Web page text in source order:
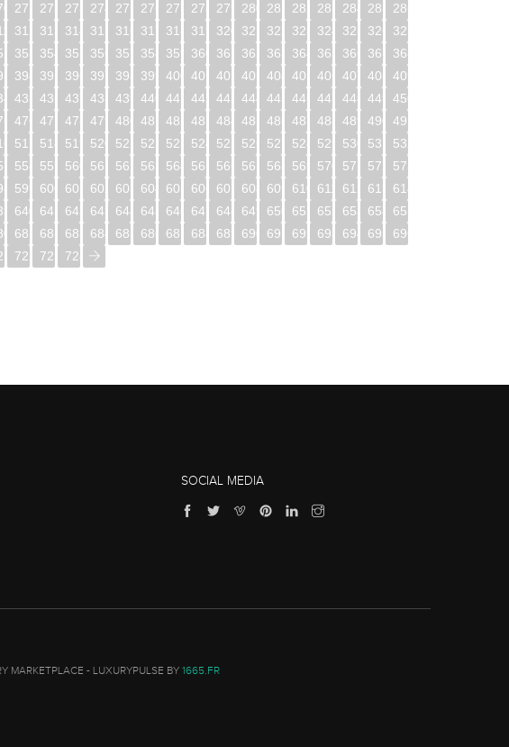
271 272 273 274 275 276 277 278 279 280 281 282 283 284 285
286
312 313 314 315 316 317 318 319 320 321 322 323 324 325 326
327
353 354 355 356 357 358 359 360 361 362 363 364 365 366 367
368
394 395 396 397 398 399 400 401 402 403 404 405 406 407 408
409
435 436 437 438 439 440 441 442 443 444 445 446 447 448 449
450
476 477 478 479 480 481 482 483 484 485 486 487 488 489 490
491
517 518 519 520 521 522 523 524 525 526 527 528 529 530 531
532
558 559 560 561 562 563 564 565 566 567 568 569 570 571 572
573
599 600 601 602 603 604 605 606 607 608 609 610 611 612 613
614
640 641 642 643 644 645 646 647 648 649 650 651 652 653 654
655
681 682 683 684 685 686 687 688 689 690 691 692 693 694 695
696
722 723 724
SOCIAL MEDIA
MARKETPLACE - LUXURYPULSE BY 1665.FR